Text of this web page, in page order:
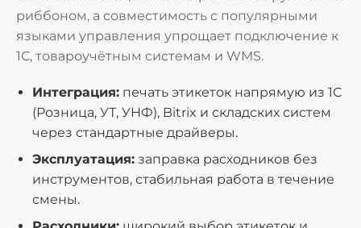
риббоном, а совместимость с популярными
языками управления упрощает подключение к
1С, товароучётным системам и WMS.
Интеграция: печать этикеток напрямую из 1С
(Розница, УТ, УНФ), Bitrix и складских систем
через стандартные драйверы.
Эксплуатация: заправка расходников без
инструментов, стабильная работа в течение
смены.